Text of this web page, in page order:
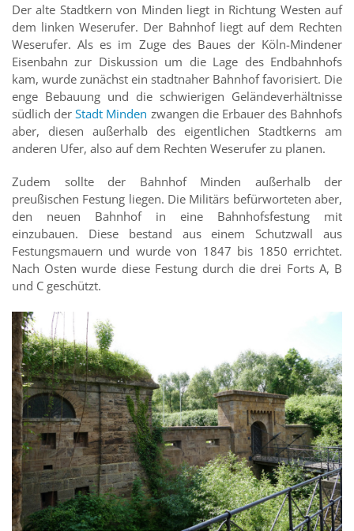
Der alte Stadtkern von Minden liegt in Richtung Westen auf
dem linken Weserufer. Der Bahnhof liegt auf dem Rechten
Weserufer. Als es im Zuge des Baues der Köln-Mindener
Eisenbahn zur Diskussion um die Lage des Endbahnhofs
kam, wurde zunächst ein stadtnaher Bahnhof favorisiert. Die
enge Bebauung und die schwierigen Geländeverhältnisse
südlich derStadt Minden zwangen die Erbauer des Bahnhofs
aber, diesen außerhalb des eigentlichen Stadtkerns am
anderen Ufer, also auf dem Rechten Weserufer zu planen.
Zudem sollte der Bahnhof Minden außerhalb der
preußischen Festung liegen. Die Militärs befürworteten aber,
den neuen Bahnhof in eine Bahnhofsfestung mit
einzubauen. Diese bestand aus einem Schutzwall aus
Festungsmauern und wurde von 1847 bis 1850 errichtet.
Nach Osten wurde diese Festung durch die drei Forts A, B
und C geschützt.